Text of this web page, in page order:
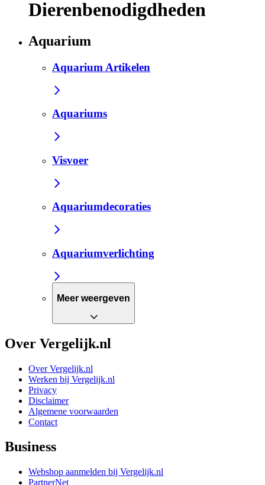
Dierenbenodigdheden
Aquarium
Aquarium Artikelen
Aquariums
Visvoer
Aquariumdecoraties
Aquariumverlichting
Meer weergeven
Over Vergelijk.nl
Over Vergelijk.nl
Werken bij Vergelijk.nl
Privacy
Disclaimer
Algemene voorwaarden
Contact
Business
Webshop aanmelden bij Vergelijk.nl
PartnerNet